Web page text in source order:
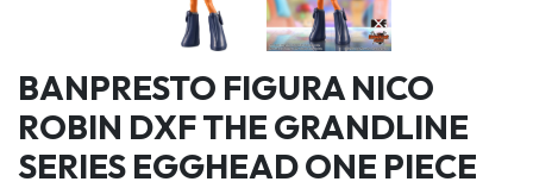
BANPRESTO FIGURA NICO
ROBIN DXF THE GRANDLINE
SERIES EGGHEAD ONE PIECE